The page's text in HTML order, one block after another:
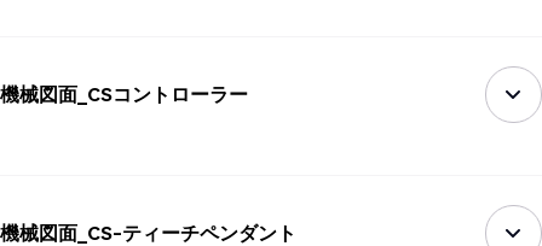
機械図面_CSコントローラー
機械図面_CS-ティーチペンダント